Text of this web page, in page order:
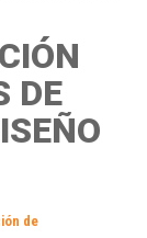
DE
de